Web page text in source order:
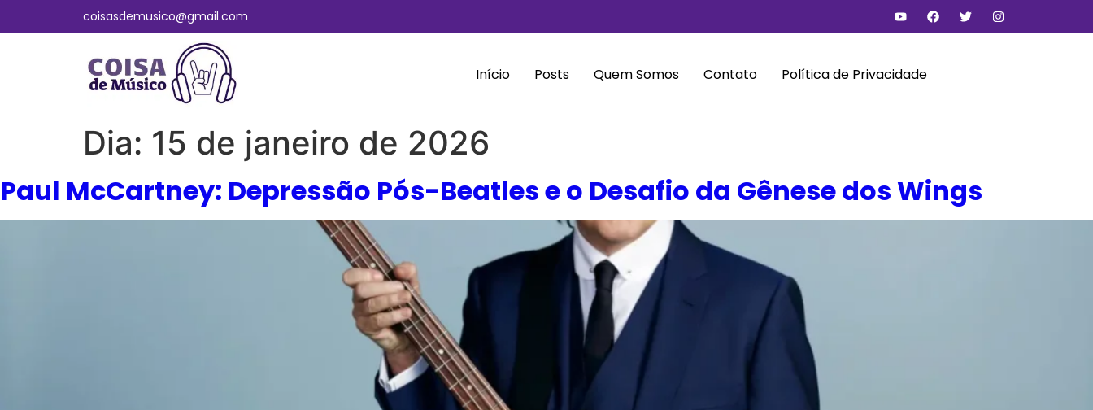
coisasdemusico@gmail.com
Início Posts Quem Somos Contato Política de Privacidade
Dia: 15 de janeiro de 2026
Paul McCartney: Depressão Pós-Beatles e o Desafio da Gênese dos Wings